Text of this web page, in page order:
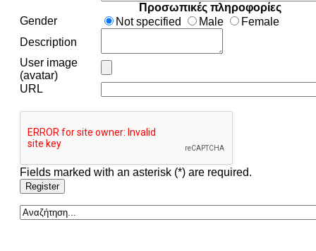
Προσωπικές πληροφορίες
Gender
Not specified Male
Female
Description
User image
(avatar)
URL
Fields marked with an asterisk (*) are required.
Register